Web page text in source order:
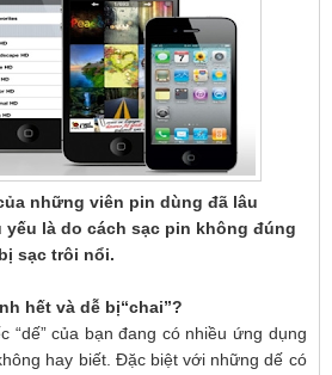
những viên pin dùng đã lâu
là do cách sạc pin không đúng
sạc trôi nổi.
hết và dễ bị“chai”?
“dế” của bạn đang có nhiều ứng dụng
hay biết. Đặc biệt với những dế có